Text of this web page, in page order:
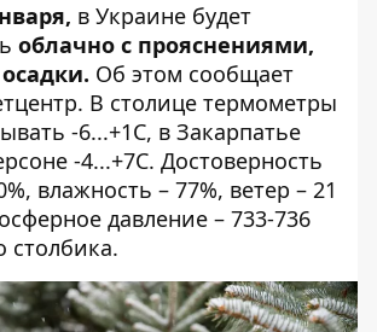
в Украине будет
облачно с прояснениями,
. Об этом сообщает
. В столице термометры
-6...+1С, в Закарпатье
-4...+7С. Достоверность
влажность – 77%, ветер – 21
давление – 733-736
столбика.